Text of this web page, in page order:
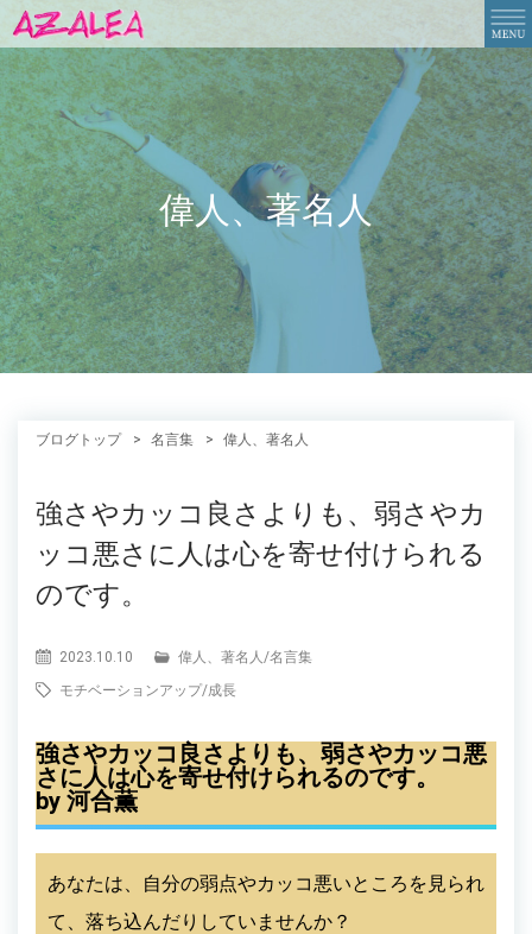
偉人、著名人
ブログトップ 名言集 偉人、著名人
強さやカッコ良さよりも、弱さやカ
ッコ悪さに人は心を寄せ付けられる
のです。
2023.10.10 偉人、著名人 /名言集
モチベーションアップ/成長
強さやカッコ良さよりも、弱さやカッコ悪
さに人は心を寄せ付けられるのです。
by 河合薫
あなたは、自分の弱点やカッコ悪いところを見られ
て、落ち込んだりしていませんか？